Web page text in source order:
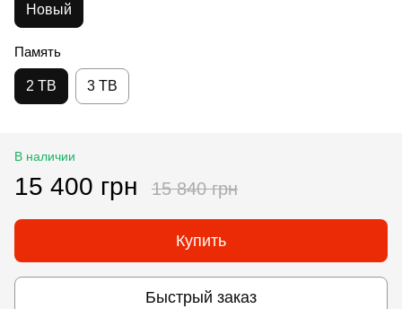
Новый
Память
2 TB 3 TB
В наличии
15 400 грн 15 840 грн
Купить
Быстрый заказ